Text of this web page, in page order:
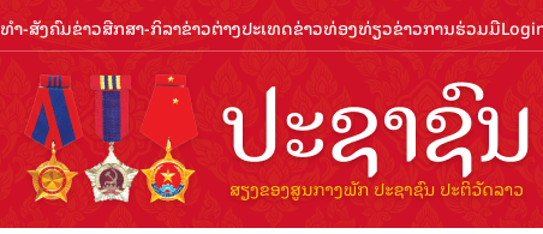
ຳ-ສັງຄົມຂ່າວສືກສາ-ກິລາຂ່າວຕ່າງປະເທດຂ່າວທ່ອງທ່ຽວຂ່າວການຮ່ວມມື